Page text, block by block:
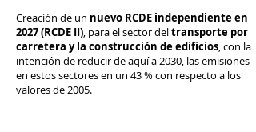
Creación de un nuevo RCDE independiente en
2027 (RCDE II), para elsector deltransporte por
carretera y la construcción de edificios, con la
intención de reducir de aquí a 2030, las emisiones
en estos sectores en un 43 % con respecto a los
valores de 2005.